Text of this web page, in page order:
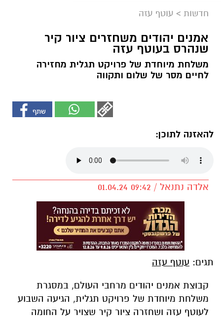
חדשות > עוטף עזה
אמנים יהודים משחזרים ציור קיר
שנהרס בעוטף עזה
משלחת מיוחדת של פרויקט תגלית מחזירה
לחיים מסר של שלום ותקווה
להאזנה לתוכן:
אלדה נתנאל / 09:42 01.04.24
תגים: עוטף עזה
קבוצת אמנים יהודים מרחבי העולם, במסגרת
משלחת מיוחדת של פרויקט תגלית, הגיעה השבוע
לעוטף עזה ושחזרה ציור קיר שצויר על החומה